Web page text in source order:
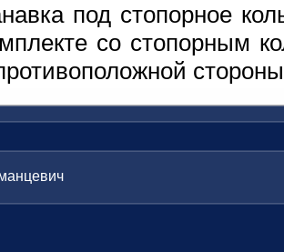
под стопорное
со стопорным
стороны